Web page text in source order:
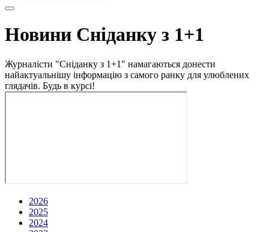
Новини Сніданку з 1+1
Журналісти "Сніданку з 1+1" намагаються донести
найактуальнішу інформацію з самого ранку для улюблених
глядачів. Будь в курсі!
2026
2025
2024